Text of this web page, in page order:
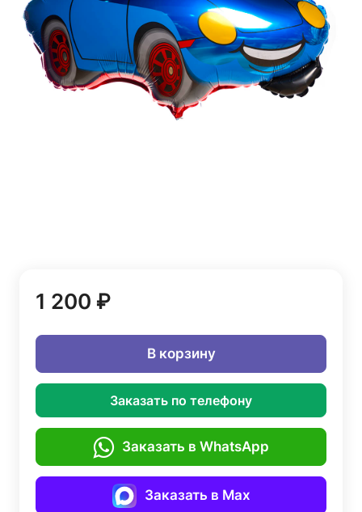
1 200 ₽
В корзину
Заказать по телефону
Заказать в WhatsApp
Заказать в Max